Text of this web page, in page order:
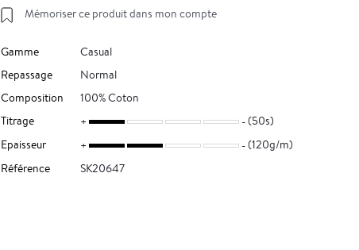
Mémoriser ce produit dans mon compte
Gamme
Casual
Repassage
Normal
Composition
100% Coton
Titrage
(50s)
Epaisseur
(120g/m)
Référence
SK20647